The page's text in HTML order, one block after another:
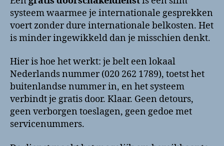
systeem waarmee je internationale gesprekken
voert zonder dure internationale belkosten. Het
is minder ingewikkeld dan je misschien denkt.
Hier is hoe het werkt: je belt een lokaal
Nederlands nummer (020 262 1789), toetst het
buitenlandse nummer in, en het systeem
verbindt je gratis door. Klaar. Geen detours,
geen verborgen toeslagen, geen gedoe met
servicenummers.